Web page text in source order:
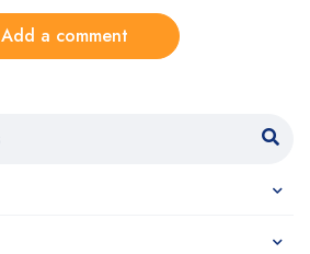
Add a comment